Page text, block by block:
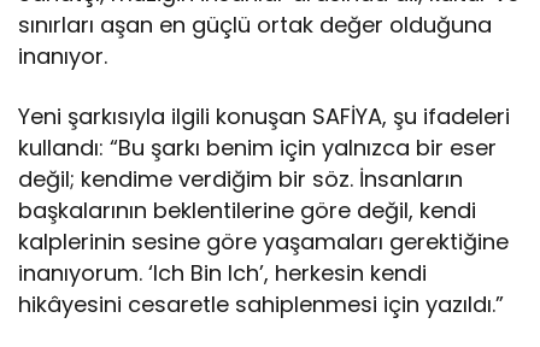
sınırları aşan en güçlü ortak değer olduğuna
inanıyor.
Yeni şarkısıyla ilgili konuşan SAFİYA, şu ifadeleri
kullandı: “Bu şarkı benim için yalnızca bir eser
değil; kendime verdiğim bir söz. İnsanların
başkalarının beklentilerine göre değil, kendi
kalplerinin sesine göre yaşamaları gerektiğine
inanıyorum. ‘Ich Bin Ich’, herkesin kendi
hikâyesini cesaretle sahiplenmesi için yazıldı.”